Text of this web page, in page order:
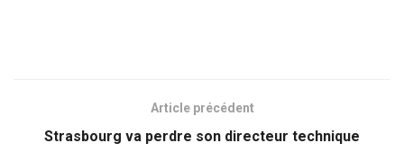
Article précédent
Strasbourg va perdre son directeur technique